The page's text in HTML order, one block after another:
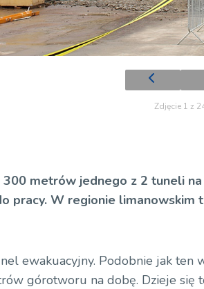
Zdjęcie 1 z
300 metrów jednego z 2 tuneli
pracy. W regionie
ewakuacyjny. Podobnie jak ten
górotworu na dobę. Dzieje